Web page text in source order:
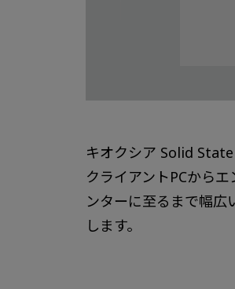
キオクシア Solid
クライアントPCから
ンターに至るまで幅広
します。